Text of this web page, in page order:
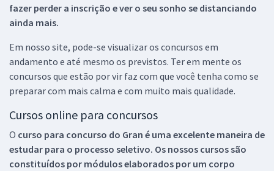
fazer perder a inscrição e ver o seu sonho se distanciando
ainda mais.
Em nosso site, pode-se visualizar os concursos em
andamento e até mesmo os previstos. Ter em mente os
concursos que estão por vir faz com que você tenha como se
preparar com mais calma e com muito mais qualidade.
Cursos online para concursos
O curso para concurso do Gran é uma excelente maneira de
estudar para o processo seletivo. Os nossos cursos são
constituídos por módulos elaborados por um corpo